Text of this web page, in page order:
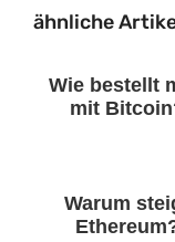
ähnliche
Wie bestellt
mit
Warum